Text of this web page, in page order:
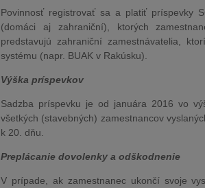
Povinnosť registrovať sa a platiť príspevky
(domáci aj zahraniční), ktorých
predstavujú zahraniční zamestnávatelia,
systému (napr. BUAK v Rakúsku).
Výška príspevkov
Sadzba príspevku je od januára 2016 vo
všetkých (stavebných) zamestnancov
k 20. dňu.
Preplácanie dovolenky a odškodnenie
V prípade, ak zamestnanec ukončí svoje